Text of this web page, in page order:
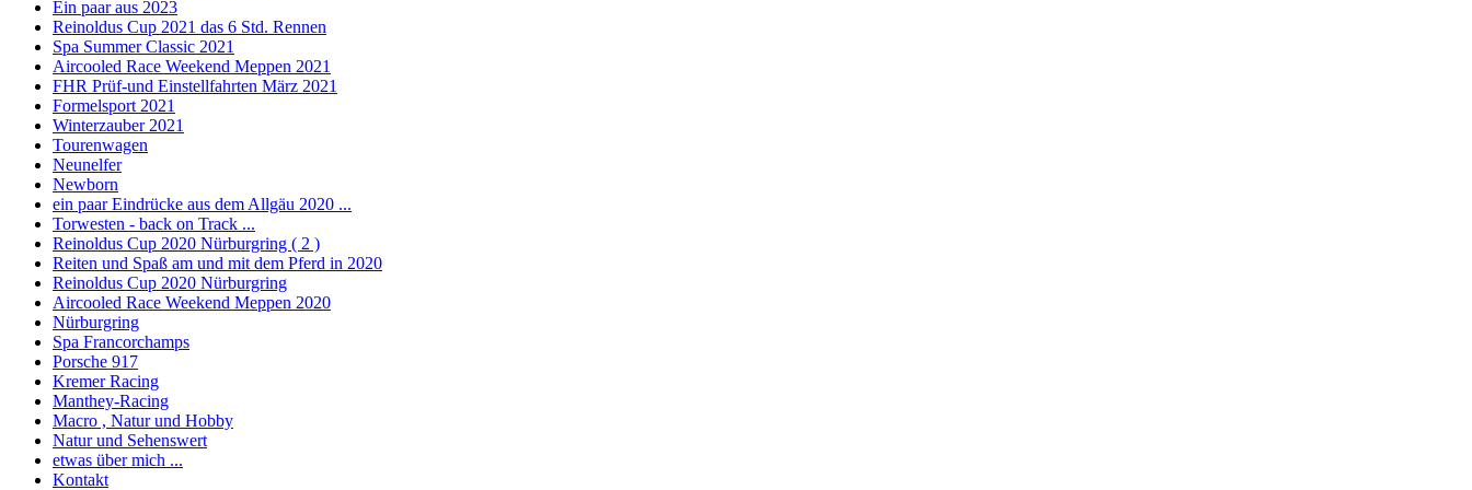
Ein paar aus 2023
Reinoldus Cup 2021 das 6 Std. Rennen
Spa Summer Classic 2021
Aircooled Race Weekend Meppen 2021
FHR Prüf-und Einstellfahrten März 2021
Formelsport 2021
Winterzauber 2021
Tourenwagen
Neunelfer
Newborn
ein paar Eindrücke aus dem Allgäu 2020 ...
Torwesten - back on Track ...
Reinoldus Cup 2020 Nürburgring ( 2 )
Reiten und Spaß am und mit dem Pferd in 2020
Reinoldus Cup 2020 Nürburgring
Aircooled Race Weekend Meppen 2020
Nürburgring
Spa Francorchamps
Porsche 917
Kremer Racing
Manthey-Racing
Macro , Natur und Hobby
Natur und Sehenswert
etwas über mich ...
Kontakt